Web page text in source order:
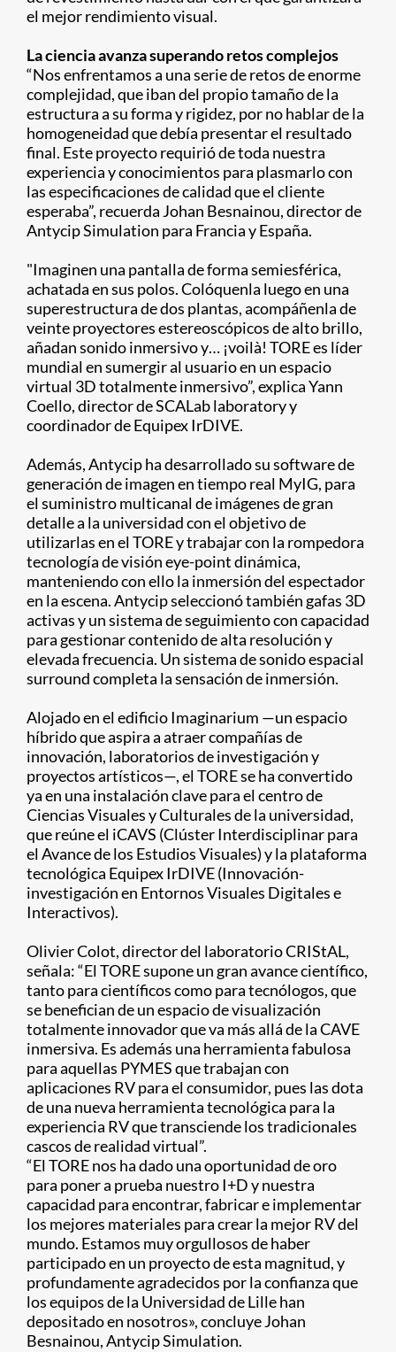
el mejor rendimiento visual.
La ciencia avanza superando retos complejos
“Nos enfrentamos a una serie de retos de enorme
complejidad, que iban del propio tamaño de la
estructura a su forma y rigidez, por no hablar de la
homogeneidad que debía presentar el resultado
final. Este proyecto requirió de toda nuestra
experiencia y conocimientos para plasmarlo con
las especificaciones de calidad que el cliente
esperaba”, recuerda Johan Besnainou, director de
Antycip Simulation para Francia y España.
"Imaginen una pantalla de forma semiesférica,
achatada en sus polos. Colóquenla luego en una
superestructura de dos plantas, acompáñenla de
veinte proyectores estereoscópicos de alto brillo,
añadan sonido inmersivo y… ¡voilà! TORE es líder
mundial en sumergir al usuario en un espacio
virtual 3D totalmente inmersivo”, explica Yann
Coello, director de SCALab laboratory y
coordinador de Equipex IrDIVE.
Además, Antycip ha desarrollado su software de
generación de imagen en tiempo real MyIG, para
el suministro multicanal de imágenes de gran
detalle a la universidad con el objetivo de
utilizarlas en el TORE y trabajar con la rompedora
tecnología de visión eye-point dinámica,
manteniendo con ello la inmersión del espectador
en la escena. Antycip seleccionó también gafas 3D
activas y un sistema de seguimiento con capacidad
para gestionar contenido de alta resolución y
elevada frecuencia. Un sistema de sonido espacial
surround completa la sensación de inmersión.
Alojado en el edificio Imaginarium —un espacio
híbrido que aspira a atraer compañías de
innovación, laboratorios de investigación y
proyectos artísticos—, el TORE se ha convertido
ya en una instalación clave para el centro de
Ciencias Visuales y Culturales de la universidad,
que reúne el iCAVS (Clúster Interdisciplinar para
el Avance de los Estudios Visuales) y la plataforma
tecnológica Equipex IrDIVE (Innovación-
investigación en Entornos Visuales Digitales e
Interactivos).
Olivier Colot, director del laboratorio CRIStAL,
señala: “El TORE supone un gran avance científico,
tanto para científicos como para tecnólogos, que
se benefician de un espacio de visualización
totalmente innovador que va más allá de la CAVE
inmersiva. Es además una herramienta fabulosa
para aquellas PYMES que trabajan con
aplicaciones RV para el consumidor, pues las dota
de una nueva herramienta tecnológica para la
experiencia RV que transciende los tradicionales
cascos de realidad virtual”.
“El TORE nos ha dado una oportunidad de oro
para poner a prueba nuestro I+D y nuestra
capacidad para encontrar, fabricar e implementar
los mejores materiales para crear la mejor RV del
mundo. Estamos muy orgullosos de haber
participado en un proyecto de esta magnitud, y
profundamente agradecidos por la confianza que
los equipos de la Universidad de Lille han
depositado en nosotros», concluye Johan
Besnainou, Antycip Simulation.